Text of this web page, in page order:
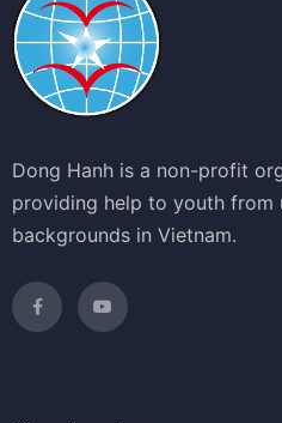
Dong Hanh is a non-profit
providing help to youth from
backgrounds in Vietnam.